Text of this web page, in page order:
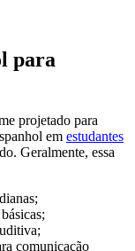
para
projetado para
em estudantes
Geralmente, essa
comunicação